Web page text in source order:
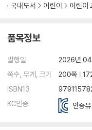
국내도서
어린이 어린이
품목정보
발행일
2026년 04
쪽수, 무게, 크기
200쪽 |
ISBN13
KC인증
인증